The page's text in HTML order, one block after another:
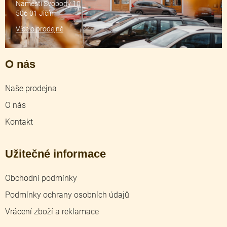
O nás
Naše prodejna
O nás
Kontakt
Užitečné informace
Obchodní podmínky
Podmínky ochrany osobních údajů
Vrácení zboží a reklamace
Náměstí Svobody 10
506 01 Jičín
Více o prodejně